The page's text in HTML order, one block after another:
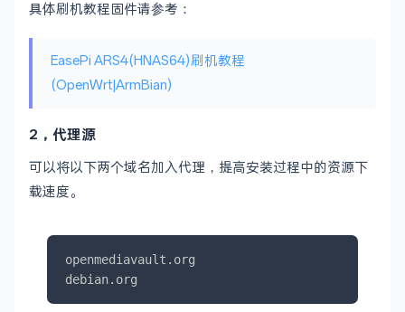
具体刷机教程固件请参考：
EasePi ARS4(HNAS64)刷机教程
(OpenWrt|ArmBian)
2，代理源
可以将以下两个域名加入代理，提高安装过程中的资源下
载速度。
openmediavault.org
debian.org